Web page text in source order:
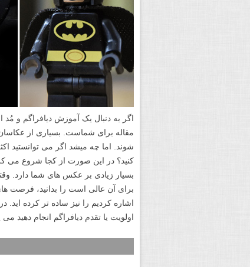
اگر به دنبال یک آموزش دیافراگم و مُد
مقاله برای شماست. بسیاری از
شوند. اما چه میشد اگر می توانستید
کنید؟ در این صورت از کجا شروع می
برای آن عالی است را بدانید، فرصت
اشاره کردیم را نیز ساده تر کرده
اولویت یا تقدم دیافراگم انجام دهید می